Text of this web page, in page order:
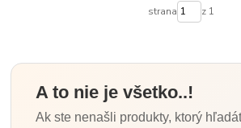
strana z 1
A to nie je všetko..!
Ak ste nenašli produkty, ktorý